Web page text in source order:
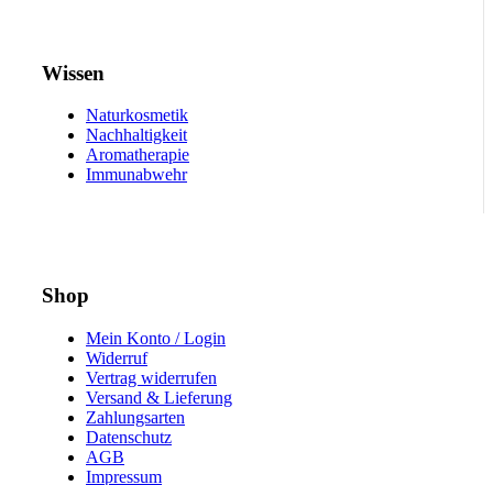
Wissen
Naturkosmetik
Nachhaltigkeit
Aromatherapie
Immunabwehr
Shop
Mein Konto / Login
Widerruf
Vertrag widerrufen
Versand & Lieferung
Zahlungsarten
Datenschutz
AGB
Impressum